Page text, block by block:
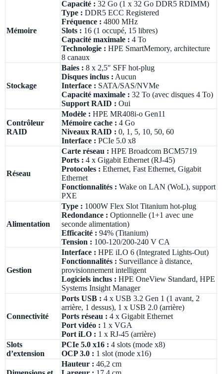
Mémoire
Capacité : 32 Go (1 x 32 Go DDR5 RDIMM)
Type : DDR5 ECC Registered
Fréquence : 4800 MHz
Slots : 16 (1 occupé, 15 libres)
Capacité maximale : 4 To
Technologie : HPE SmartMemory, architecture
8 canaux
Stockage
Baies : 8 x 2,5″ SFF hot-plug
Disques inclus : Aucun
Interface : SATA/SAS/NVMe
Capacité maximale : 32 To (avec disques 4 To)
Support RAID : Oui
Contrôleur
RAID
Modèle : HPE MR408i-o Gen11
Mémoire cache : 4 Go
Niveaux RAID : 0, 1, 5, 10, 50, 60
Interface : PCIe 5.0 x8
Réseau
Carte réseau : HPE Broadcom BCM5719
Ports : 4 x Gigabit Ethernet (RJ-45)
Protocoles : Ethernet, Fast Ethernet, Gigabit
Ethernet
Fonctionnalités : Wake on LAN (WoL), support
PXE
Alimentation
Type : 1000W Flex Slot Titanium hot-plug
Redondance : Optionnelle (1+1 avec une
seconde alimentation)
Efficacité : 94% (Titanium)
Tension : 100-120/200-240 V CA
Gestion
Interface : HPE iLO 6 (Integrated Lights-Out)
Fonctionnalités : Surveillance à distance,
provisionnement intelligent
Logiciels inclus : HPE OneView Standard, HPE
Systems Insight Manager
Connectivité
Ports USB : 4 x USB 3.2 Gen 1 (1 avant, 2
arrière, 1 dessus), 1 x USB 2.0 (arrière)
Ports réseau : 4 x Gigabit Ethernet
Port vidéo : 1 x VGA
Port iLO : 1 x RJ-45 (arrière)
Slots
d’extension
PCIe 5.0 x16 : 4 slots (mode x8)
OCP 3.0 : 1 slot (mode x16)
Hauteur : 46,2 cm